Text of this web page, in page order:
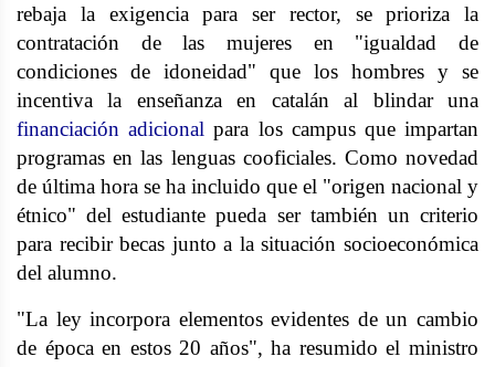
rebaja la exigencia para ser rector, se prioriza la
contratación de las mujeres en "igualdad de
condiciones de idoneidad" que los hombres y se
incentiva la enseñanza en catalán al blindar una
financiación adicional para los campus que impartan
programas en las lenguas cooficiales. Como novedad
de última hora se ha incluido que el "origen nacional y
étnico" del estudiante pueda ser también un criterio
para recibir becas junto a la situación socioeconómica
del alumno.
"La ley incorpora elementos evidentes de un cambio
de época en estos 20 años", ha resumido el ministro